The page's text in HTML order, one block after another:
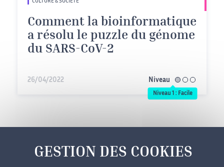
CULTURE & SOCIÉTÉ
Comment la bioinformatique
a résolu le puzzle du génome
du SARS-CoV-2
26/04/2022 Niveau facile
Niveau 1 : Facile